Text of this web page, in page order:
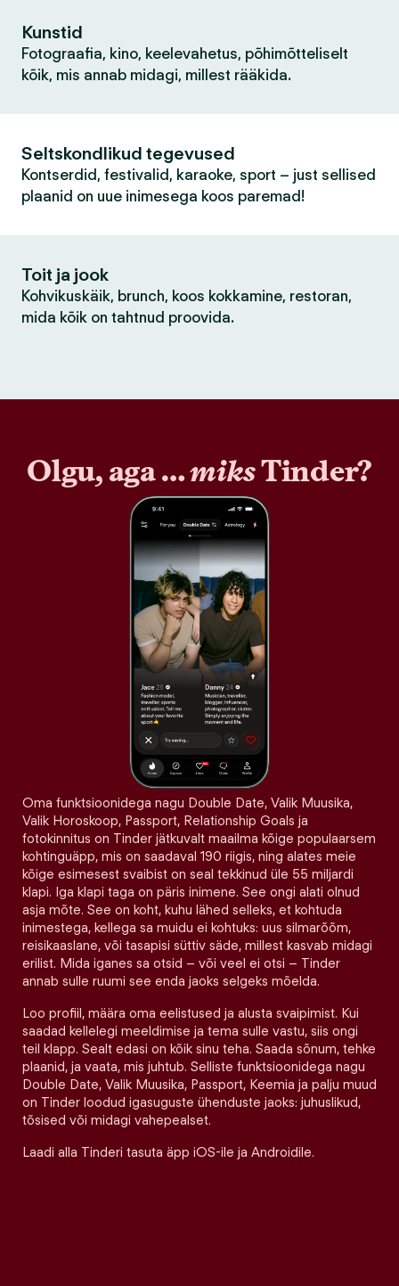
Kunstid
Fotograafia, kino, keelevahetus, põhimõtteliselt
kõik, mis annab midagi, millest rääkida.
Seltskondlikud tegevused
Kontserdid, festivalid, karaoke, sport – just sellised
plaanid on uue inimesega koos paremad!
Toit ja jook
Kohvikuskäik, brunch, koos kokkamine, restoran,
mida kõik on tahtnud proovida.
Olgu, aga …miksTinder?
Oma funktsioonidega nagu Double Date, Valik Muusika,
Valik Horoskoop, Passport, Relationship Goals ja
fotokinnitus on Tinder jätkuvalt maailma kõige populaarsem
kohtinguäpp, mis on saadaval 190 riigis, ning alates meie
kõige esimesest svaibist on seal tekkinud üle 55 miljardi
klapi. Iga klapi taga on päris inimene. See ongi alati olnud
asja mõte. See on koht, kuhu lähed selleks, et kohtuda
inimestega, kellega sa muidu ei kohtuks: uus silmarõõm,
reisikaaslane, või tasapisi süttiv säde, millest kasvab midagi
erilist. Mida iganes sa otsid – või veel ei otsi – Tinder
annab sulle ruumi see enda jaoks selgeks mõelda.
Loo profiil, määra oma eelistused ja alusta svaipimist. Kui
saadad kellelegi meeldimise ja tema sulle vastu, siis ongi
teil klapp. Sealt edasi on kõik sinu teha. Saada sõnum, tehke
plaanid, ja vaata, mis juhtub. Selliste funktsioonidega nagu
Double Date, Valik Muusika, Passport, Keemia ja palju muud
on Tinder loodud igasuguste ühenduste jaoks: juhuslikud,
tõsised või midagi vahepealset.
Laadi alla Tinderi tasuta äpp iOS-ile ja Androidile.